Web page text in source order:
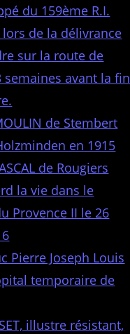
du 159ème R.I.
de la délivrance
sur la route de
semaines avant la fin
de Stembert
en 1915
de Rougiers
la vie dans le
Provence II le 26
Pierre Joseph Louis
temporaire de
illustre résistant,